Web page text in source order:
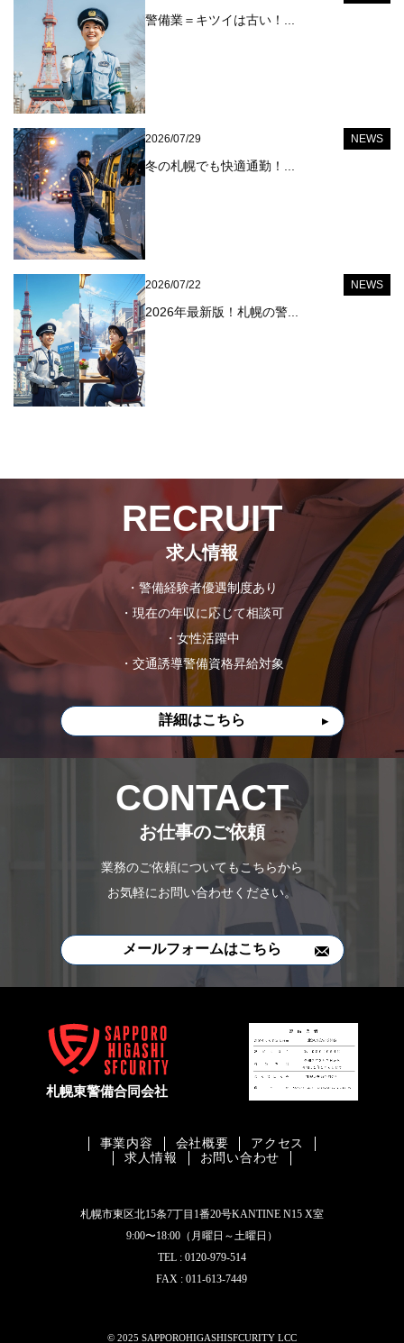
警備業＝キツイは古い！...
2026/07/29 NEWS
冬の札幌でも快適通勤！...
2026/07/22 NEWS
2026年最新版！札幌の警...
RECRUIT
求人情報
・警備経験者優遇制度あり
・現在の年収に応じて相談可
・女性活躍中
・交通誘導警備資格昇給対象
詳細はこちら
CONTACT
お仕事のご依頼
業務のご依頼についてもこちらから
お気軽にお問い合わせください。
メールフォームはこちら
事業内容 会社概要
アクセス
求人情報
お問い合わせ
札幌市東区北15条7丁目1番20号KANTINE N15 X室
9:00〜18:00（月曜日～土曜日）
TEL : 0120-979-514
FAX : 011-613-7449
© 2025 SAPPOROHIGASHISFCURITY LCC